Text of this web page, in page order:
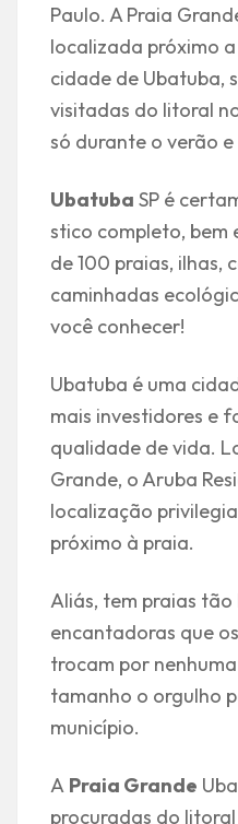
Paulo. A Praia
localizada próximo
cidade de Ubatuba,
visitadas do litoral
só durante o verão
Ubatuba SP é
stico completo, bem
de 100 praias, ilhas,
caminhadas
você conhecer!
Ubatuba é uma
mais investidores e
qualidade de vida.
Grande, o Aruba
localização
próximo à praia.
Aliás, tem praias
encantadoras que
trocam por
tamanho o orgulho
municí­pio.
A Praia Grande
procuradas do